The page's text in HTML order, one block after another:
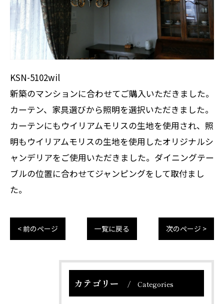
KSN-5102wil
新築のマンションに合わせてご購入いただきました。
カーテン、家具選びから照明を選択いただきました。
カーテンにもウイリアムモリスの生地を使用され、照
明もウイリアムモリスの生地を使用したオリジナルシ
ャンデリアをご使用いただきました。ダイニングテー
ブルの位置に合わせてジャンピングをして取付まし
た。
< 前のページ 一覧に戻る 次のページ >
カテゴリー Categories